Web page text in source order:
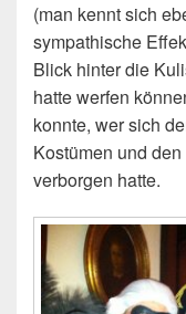
(man kennt sich
sympathische
Blick hinter die
hatte werfen
konnte, wer sich
Kostümen und
verborgen hatte.